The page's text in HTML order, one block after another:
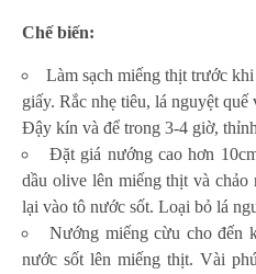
Chế biến:
Làm sạch miếng thịt trước
giấy. Rắc nhẹ tiêu, lá nguyệt
Đậy kín và để trong 3-4 giờ,
Đặt giá nướng cao hơn
dầu olive lên miếng thịt và
lại vào tô nước sốt. Loại bỏ lá
Nướng miếng cừu cho đến
nước sốt lên miếng thịt. Vài